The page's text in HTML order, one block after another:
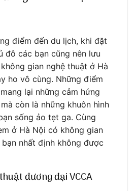
điểm đến du lịch, khi đặt
đô các bạn cũng nên lưu
gian nghệ thuật ở Hà
ho vô cùng. Những điểm
lại những cảm hứng
còn là những khuôn hình
sống ảo tẹt ga. Cùng
ở Hà Nội có không gian
nhất định không được
đương đại VCCA